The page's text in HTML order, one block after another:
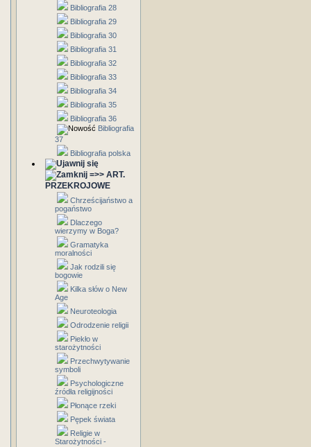
Bibliografia 28
Bibliografia 29
Bibliografia 30
Bibliografia 31
Bibliografia 32
Bibliografia 33
Bibliografia 34
Bibliografia 35
Bibliografia 36
Bibliografia
37
Bibliografia polska
=>> ART.
PRZEKROJOWE
Chrześcijaństwo a
pogaństwo
Dlaczego
wierzymy w Boga?
Gramatyka
moralności
Jak rodzili się
bogowie
Kilka słów o New
Age
Neuroteologia
Odrodzenie religii
Piekło w
starożytności
Przechwytywanie
symboli
Psychologiczne
źródła religijności
Płonące rzeki
Pępek świata
Religie w
Starożytności -